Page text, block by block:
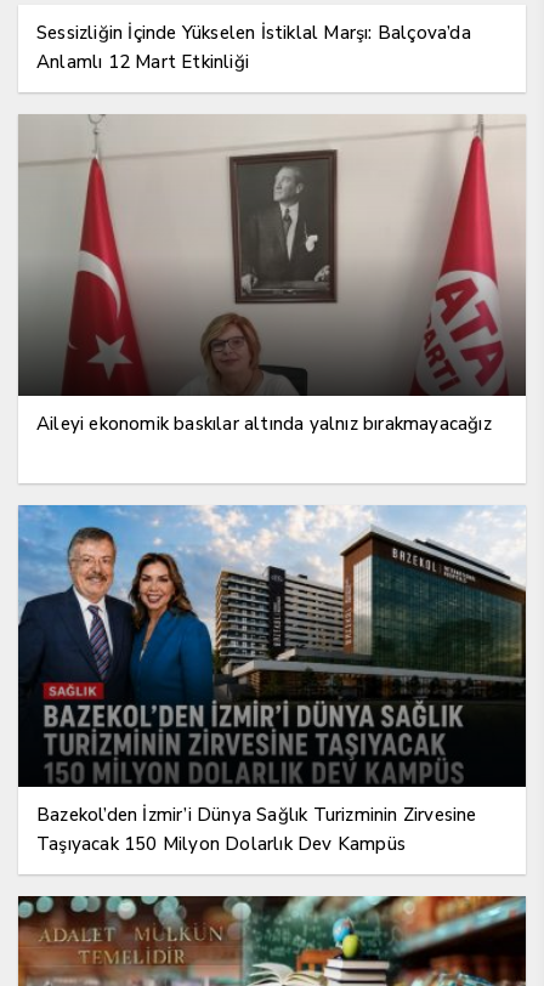
Sessizliğin İçinde Yükselen İstiklal Marşı: Balçova’da
Anlamlı 12 Mart Etkinliği
Aileyi ekonomik baskılar altında yalnız bırakmayacağız
Bazekol’den İzmir’i Dünya Sağlık Turizminin Zirvesine
Taşıyacak 150 Milyon Dolarlık Dev Kampüs